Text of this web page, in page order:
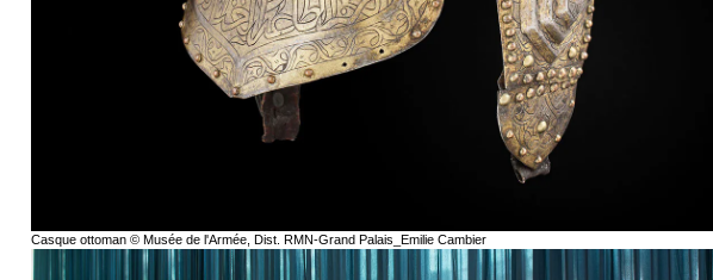
Casque ottoman © Musée de l'Armée, Dist. RMN-Grand Palais_Emilie Cambier